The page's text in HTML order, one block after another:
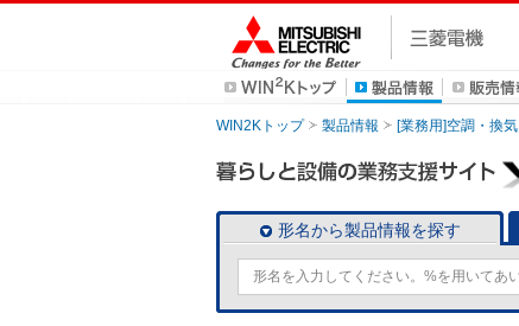
WIN2Kトップ 製品情報 [業務用]空調・換気
形名から製品情報を探す